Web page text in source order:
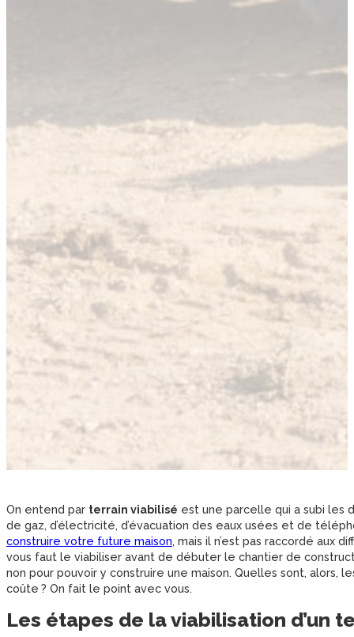
On entend par terrain viabilisé est une parcelle qui a subi les
de gaz, d’électricité, d’évacuation des eaux usées et de
construire votre future maison, mais il n’est pas raccordé aux
vous faut le viabiliser avant de débuter le chantier de
non pour pouvoir y construire une maison. Quelles sont,
coûte ? On fait le point avec vous.
Les étapes de la viabilisation d’un